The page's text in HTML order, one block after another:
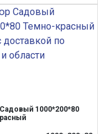
1000*200*80